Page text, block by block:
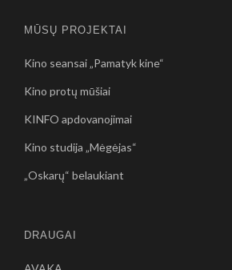
MŪSŲ PROJEKTAI
Kino seansai „Pamatyk kine“
Kino protų mūšiai
KINFO apdovanojimai
Kino studija „Mėgėjas“
„Oskarų“ belaukiant
DRAUGAI